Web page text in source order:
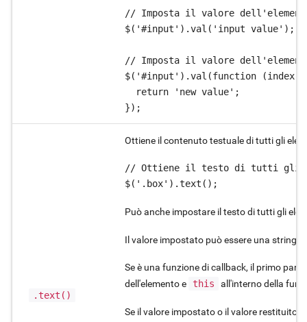
// Imposta il valore
$('#input').val('input value');
// Imposta il valore
$('#input').val(function (index,
  return 'new value';
.text()
Ottiene il contenuto testuale di tutti gli
// Ottiene il testo di tutti gli
$('.box').text();
Può anche impostare il testo di tutti gli
Il valore impostato può essere una
Se è una funzione di callback, il primo
dell'elemento e this all'interno della
Se il valore impostato o il valore restituito